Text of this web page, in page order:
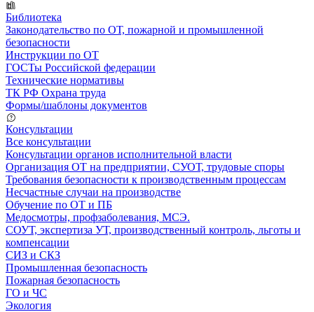
Библиотека
Законодательство по ОТ, пожарной и промышленной
безопасности
Инструкции по ОТ
ГОСТы Российской федерации
Технические нормативы
ТК РФ Охрана труда
Формы/шаблоны документов
Консультации
Все консультации
Консультации органов исполнительной власти
Организация ОТ на предприятии, СУОТ, трудовые споры
Требования безопасности к производственным процессам
Несчастные случаи на производстве
Обучение по ОТ и ПБ
Медосмотры, профзаболевания, МСЭ.
СОУТ, экспертиза УТ, производственный контроль, льготы и
компенсации
СИЗ и СКЗ
Промышленная безопасность
Пожарная безопасность
ГО и ЧС
Экология